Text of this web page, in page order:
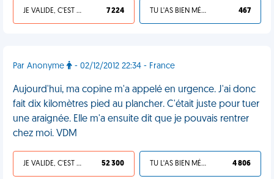
JE VALIDE, C'EST UNE VDM 7 224 TU L'AS BIEN MÉRITÉ 467
Par Anonyme - 02/12/2012 22:34 - France
Aujourd'hui, ma copine m'a appelé en urgence. J'ai donc
fait dix kilomètres pied au plancher. C'était juste pour tuer
une araignée. Elle m'a ensuite dit que je pouvais rentrer
chez moi. VDM
JE VALIDE, C'EST UNE VDM 52 300 TU L'AS BIEN MÉRITÉ 4 806